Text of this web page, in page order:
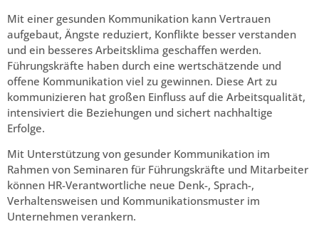
Mit einer gesunden Kommunikation kann Vertrauen
aufgebaut, Ängste reduziert, Konflikte besser verstanden
und ein besseres Arbeitsklima geschaffen werden.
Führungskräfte haben durch eine wertschätzende und
offene Kommunikation viel zu gewinnen. Diese Art zu
kommunizieren hat großen Einfluss auf die Arbeitsqualität,
intensiviert die Beziehungen und sichert nachhaltige
Erfolge.
Mit Unterstützung von gesunder Kommunikation im
Rahmen von Seminaren für Führungskräfte und Mitarbeiter
können HR-Verantwortliche neue Denk-, Sprach-,
Verhaltensweisen und Kommunikationsmuster im
Unternehmen verankern.